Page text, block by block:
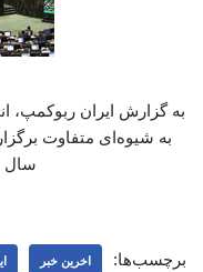
به گزارش ایران ربوکمپ،
به شیوه‌ای متفاوت
سال
برچسب‌ها: اخرین خبر